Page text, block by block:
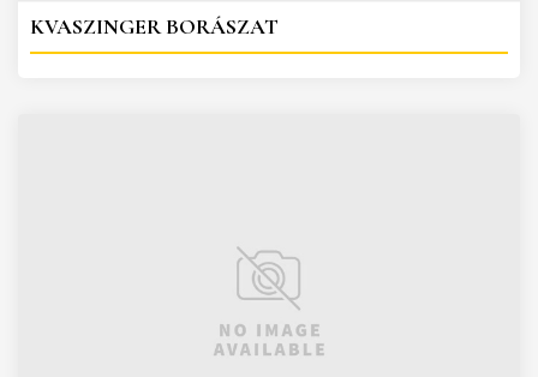
KVASZINGER BORÁSZAT